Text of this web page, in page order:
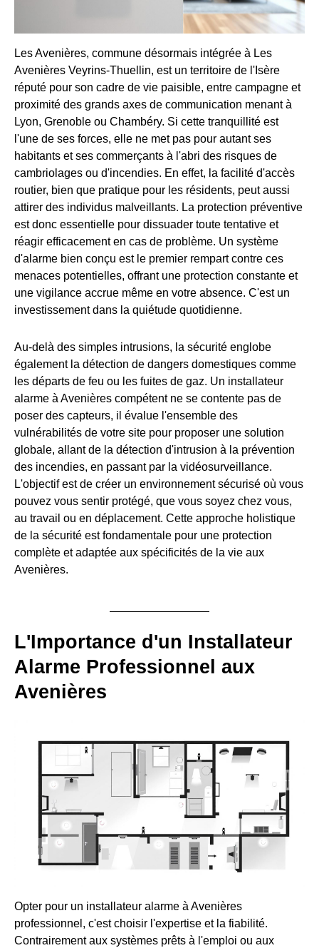
Les Avenières, commune désormais intégrée à Les
Avenières Veyrins-Thuellin, est un territoire de l'Isère
réputé pour son cadre de vie paisible, entre campagne et
proximité des grands axes de communication menant à
Lyon, Grenoble ou Chambéry. Si cette tranquillité est
l'une de ses forces, elle ne met pas pour autant ses
habitants et ses commerçants à l'abri des risques de
cambriolages ou d'incendies. En effet, la facilité d'accès
routier, bien que pratique pour les résidents, peut aussi
attirer des individus malveillants. La protection préventive
est donc essentielle pour dissuader toute tentative et
réagir efficacement en cas de problème. Un système
d'alarme bien conçu est le premier rempart contre ces
menaces potentielles, offrant une protection constante et
une vigilance accrue même en votre absence. C'est un
investissement dans la quiétude quotidienne.
Au-delà des simples intrusions, la sécurité englobe
également la détection de dangers domestiques comme
les départs de feu ou les fuites de gaz. Un installateur
alarme à Avenières compétent ne se contente pas de
poser des capteurs, il évalue l'ensemble des
vulnérabilités de votre site pour proposer une solution
globale, allant de la détection d'intrusion à la prévention
des incendies, en passant par la vidéosurveillance.
L'objectif est de créer un environnement sécurisé où vous
pouvez vous sentir protégé, que vous soyez chez vous,
au travail ou en déplacement. Cette approche holistique
de la sécurité est fondamentale pour une protection
complète et adaptée aux spécificités de la vie aux
Avenières.
L'Importance d'un Installateur
Alarme Professionnel aux
Avenières
Opter pour un installateur alarme à Avenières
professionnel, c'est choisir l'expertise et la fiabilité.
Contrairement aux systèmes prêts à l'emploi ou aux